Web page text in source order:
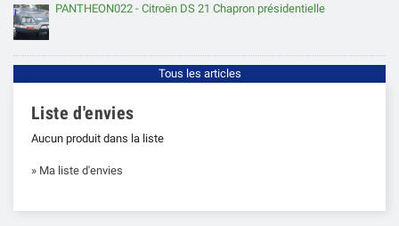
PANTHEON022 - Citroën DS 21 Chapron présidentielle
Tous les articles
Liste d'envies
Aucun produit dans la liste
» Ma liste d'envies